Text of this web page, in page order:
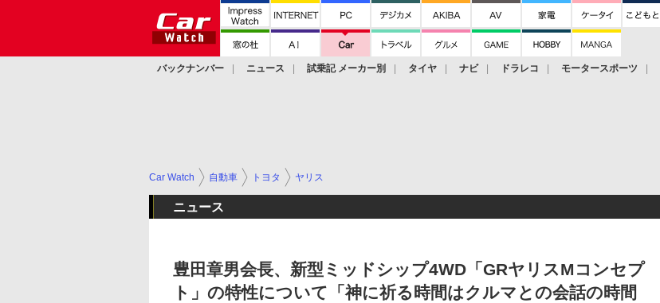
バックナンバー ニュース 試乗記 メーカー別 タイヤ ナビ ドラレコ モータースポーツ
Car Watch 自動車 トヨタ ヤリス
ニュース
豊田章男会長、新型ミッドシップ4WD「GRヤリスMコンセプ
ト」の特性について「神に祈る時間はクルマとの会話の時間